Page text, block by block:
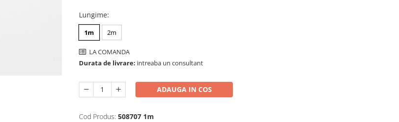
Lungime:
1m 2m
LA COMANDA
Durata de livrare: intreaba un consultant
ADAUGA IN COS
Cod Produs: 508707 1m